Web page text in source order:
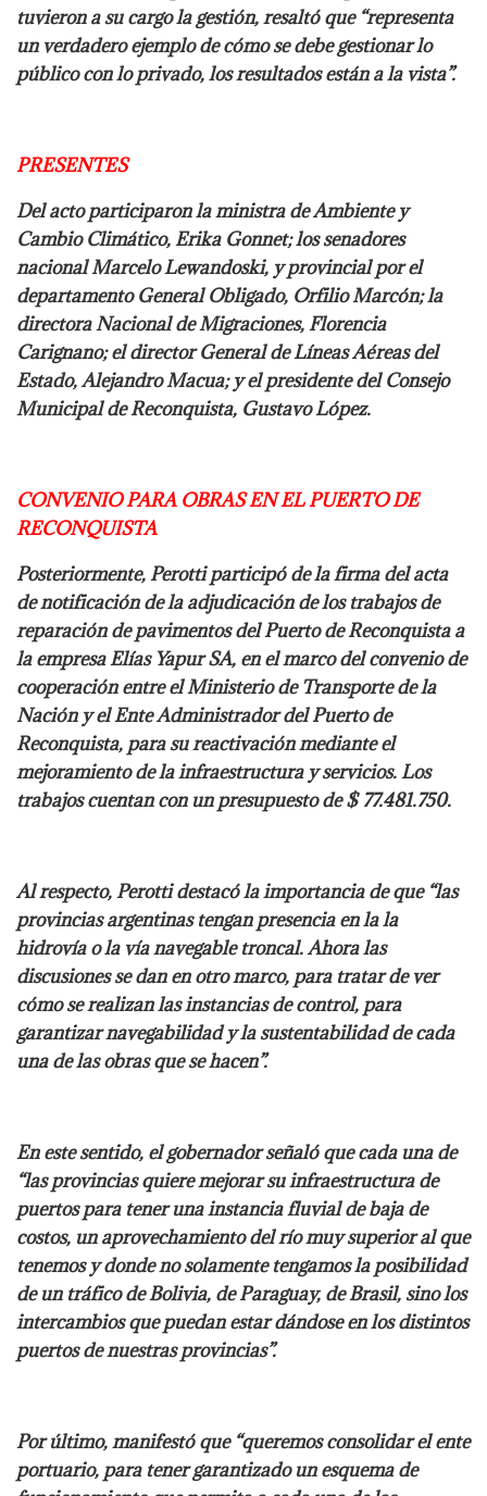
tuvieron a su cargo la gestión, resaltó que “representa
un verdadero ejemplo de cómo se debe gestionar lo
público con lo privado, los resultados están a la vista”.
PRESENTES
Del acto participaron la ministra de Ambiente y
Cambio Climático, Erika Gonnet; los senadores
nacional Marcelo Lewandoski, y provincial por el
departamento General Obligado, Orfilio Marcón; la
directora Nacional de Migraciones, Florencia
Carignano; el director General de Líneas Aéreas del
Estado, Alejandro Macua; y el presidente del Consejo
Municipal de Reconquista, Gustavo López.
CONVENIO PARA OBRAS EN EL PUERTO DE
RECONQUISTA
Posteriormente, Perotti participó de la firma del acta
de notificación de la adjudicación de los trabajos de
reparación de pavimentos del Puerto de Reconquista a
la empresa Elías Yapur SA, en el marco del convenio de
cooperación entre el Ministerio de Transporte de la
Nación y el Ente Administrador del Puerto de
Reconquista, para su reactivación mediante el
mejoramiento de la infraestructura y servicios. Los
trabajos cuentan con un presupuesto de $ 77.481.750.
Al respecto, Perotti destacó la importancia de que “las
provincias argentinas tengan presencia en la la
hidrovía o la vía navegable troncal. Ahora las
discusiones se dan en otro marco, para tratar de ver
cómo se realizan las instancias de control, para
garantizar navegabilidad y la sustentabilidad de cada
una de las obras que se hacen”.
En este sentido, el gobernador señaló que cada una de
“las provincias quiere mejorar su infraestructura de
puertos para tener una instancia fluvial de baja de
costos, un aprovechamiento del río muy superior al que
tenemos y donde no solamente tengamos la posibilidad
de un tráfico de Bolivia, de Paraguay, de Brasil, sino los
intercambios que puedan estar dándose en los distintos
puertos de nuestras provincias”.
Por último, manifestó que “queremos consolidar el ente
portuario, para tener garantizado un esquema de